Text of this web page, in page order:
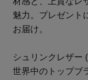
魅力。プレゼント
お届け。
シュリンクレザー
世界中のトップブ